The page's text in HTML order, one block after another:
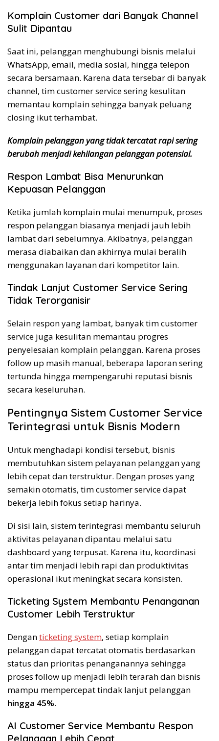
Komplain Customer dari Banyak Channel
Sulit Dipantau
Saat ini, pelanggan menghubungi bisnis melalui
WhatsApp, email, media sosial, hingga telepon
secara bersamaan. Karena data tersebar di banyak
channel, tim customer service sering kesulitan
memantau komplain sehingga banyak peluang
closing ikut terhambat.
Komplain pelanggan yang tidak tercatat rapi sering
berubah menjadi kehilangan pelanggan potensial.
Respon Lambat Bisa Menurunkan
Kepuasan Pelanggan
Ketika jumlah komplain mulai menumpuk, proses
respon pelanggan biasanya menjadi jauh lebih
lambat dari sebelumnya. Akibatnya, pelanggan
merasa diabaikan dan akhirnya mulai beralih
menggunakan layanan dari kompetitor lain.
Tindak Lanjut Customer Service Sering
Tidak Terorganisir
Selain respon yang lambat, banyak tim customer
service juga kesulitan memantau progres
penyelesaian komplain pelanggan. Karena proses
follow up masih manual, beberapa laporan sering
tertunda hingga mempengaruhi reputasi bisnis
secara keseluruhan.
Pentingnya Sistem Customer Service
Terintegrasi untuk Bisnis Modern
Untuk menghadapi kondisi tersebut, bisnis
membutuhkan sistem pelayanan pelanggan yang
lebih cepat dan terstruktur. Dengan proses yang
semakin otomatis, tim customer service dapat
bekerja lebih fokus setiap harinya.
Di sisi lain, sistem terintegrasi membantu seluruh
aktivitas pelayanan dipantau melalui satu
dashboard yang terpusat. Karena itu, koordinasi
antar tim menjadi lebih rapi dan produktivitas
operasional ikut meningkat secara konsisten.
Ticketing System Membantu Penanganan
Customer Lebih Terstruktur
Denganticketing system, setiap komplain
pelanggan dapat tercatat otomatis berdasarkan
status dan prioritas penanganannya sehingga
proses follow up menjadi lebih terarah dan bisnis
mampu mempercepat tindak lanjut pelanggan
hingga 45%.
AI Customer Service Membantu Respon
Pelanggan Lebih Cepat